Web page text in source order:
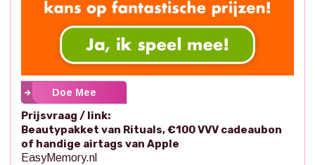
Doe Mee
Prijsvraag / link:
Beautypakket van Rituals, €100 VVV cadeaubon
of handige airtags van Apple
EasyMemory.nl